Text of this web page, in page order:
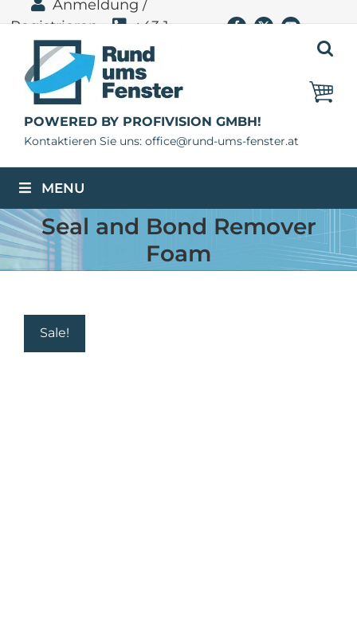
Inhalt
springen
Anmeldung /
Registrieren
+43 1
400 11 06
Facebook
X YouTube
POWERED BY PROFIVISION GMBH!
Kontaktieren Sie uns: office@rund-ums-fenster.at
MENU
Seal and Bond Remover
Foam
Sale!